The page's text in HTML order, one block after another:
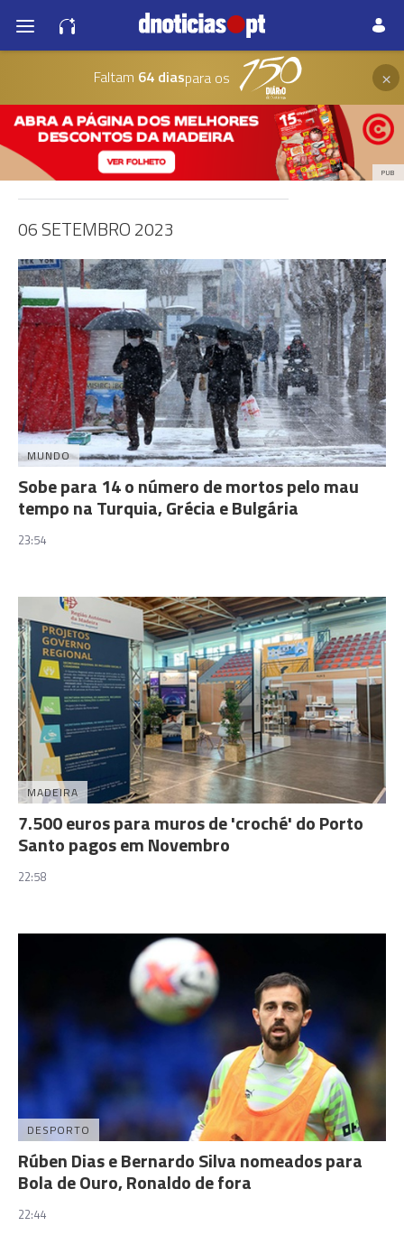
Faltam 64 diaspara os ×
PUB
06 SETEMBRO 2023
MUNDO
Sobe para 14 o número de mortos pelo mau
tempo na Turquia, Grécia e Bulgária
23:54
MADEIRA
7.500 euros para muros de 'croché' do Porto
Santo pagos em Novembro
22:58
DESPORTO
Rúben Dias e Bernardo Silva nomeados para
Bola de Ouro, Ronaldo de fora
22:44